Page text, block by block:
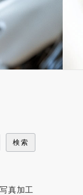
検索
真加工